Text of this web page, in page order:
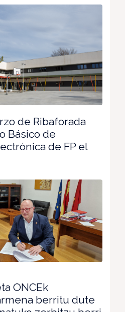
de Ribaforada
Básico de
de FP el
ONCEk
berritu dute